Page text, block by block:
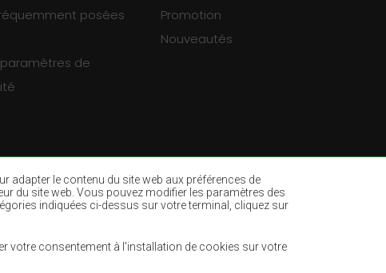
adapter le contenu du site web aux préférences de
du site web. Vous pouvez modifier les paramètres des
indiquées ci-dessus sur votre terminal, cliquez sur
votre consentement à l'installation de cookies sur votre
posées
de
Promotion
Nouveautés
Tapis marron clair